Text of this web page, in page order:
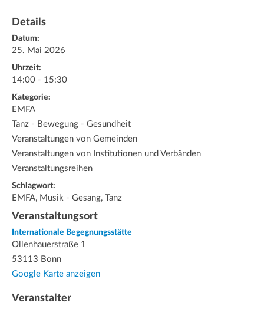
Details
Datum:
25. Mai 2026
Uhrzeit:
14:00 - 15:30
Kategorie:
EMFA
Tanz - Bewegung - Gesundheit
Veranstaltungen von Gemeinden
Veranstaltungen von Institutionen und Verbänden
Veranstaltungsreihen
Schlagwort:
EMFA, Musik - Gesang, Tanz
Veranstaltungsort
Internationale Begegnungsstätte
Ollenhauerstraße 1
53113 Bonn
Google Karte anzeigen
Veranstalter